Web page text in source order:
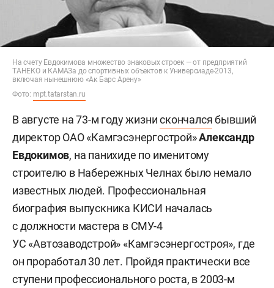
На счету Евдокимова множество знаковых строек — от предприятий
ТАНЕКО и КАМАЗа до спортивных объектов к Универсиаде-2013,
включая нынешнюю «Ак Барс Арену»
Фото: mpt.tatarstan.ru
В августе на 73-м году жизнискончалсябывший
директор ОАО «Камгэсэнергострой»Александр
Евдокимов, на панихиде по именитому
строителю в Набережных Челнах было немало
известных людей. Профессиональная
биография выпускника КИСИ началась
с должности мастера в СМУ-4
УС «Автозаводстрой» «Камгэсэнергостроя», где
он проработал 30 лет. Пройдя практически все
ступени профессионального роста, в 2003-м